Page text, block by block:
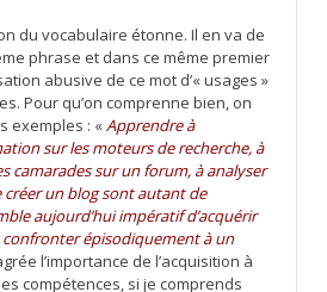
du vocabulaire étonne. Il en va de
phrase et dans ce même premier
abusive de ce mot d’« usages »
Pour qu’on comprenne bien, on
exemples : «Apprendre à
sur les moteurs de recherche, à
camarades sur un forum, à analyser
créer un blog sont autant de
aujourd’hui impératif d’acquérir
épisodiquement à un
l’importance de l’acquisition à
compétences, si je comprends